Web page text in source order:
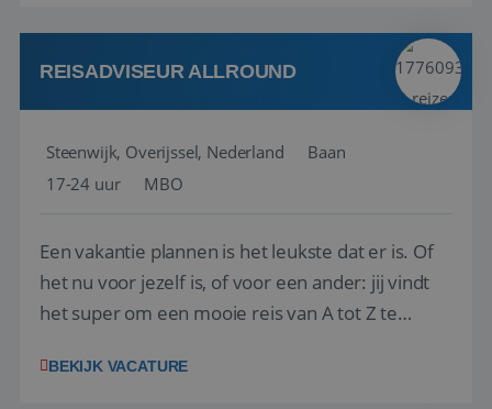
kwaliteitsbewaking van alles wat met IATA te m...
REISADVISEUR ALLROUND
Steenwijk, Overijssel, Nederland
Baan
17-24 uur
MBO
Een vakantie plannen is het leukste dat er is. Of
het nu voor jezelf is, of voor een ander: jij vindt
het super om een mooie reis van A tot Z te
vakantiegangers de meest prachtige plekjes op
BEKIJK VACATURE